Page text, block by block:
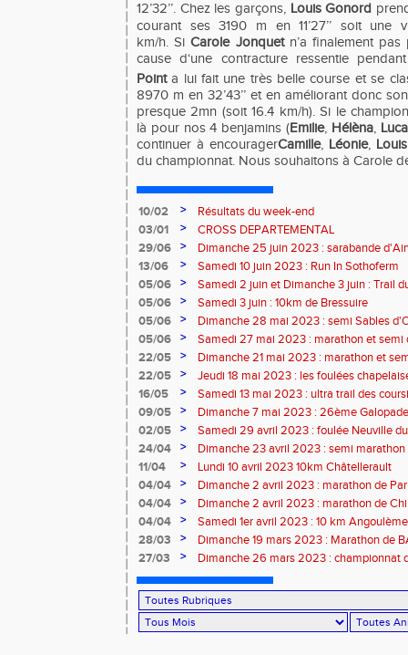
12’32’’. Chez les garçons, Louis Gonord
courant ses 3190 m en 11’27’’ soit une
km/h.SiCarole Jonquetn’a finalement
cause d‘une contracture ressentie
Pointa lui fait une très belle course et se
8970 m en 32’43’’ et en améliorant donc
presque 2mn (soit 16.4 km/h).Si le
là pour nos 4 benjamins (Emilie, Hélèna,
continuer à encouragerCamille, Léonie, Louis
du championnat. Nous souhaitons à Carole
10/02 >
Résultats du week-end
03/01
>
CROSS DEPARTEMENTAL
29/06
>
Dimanche 25 juin 2023 : sarabande
13/06
>
Samedi 10 juin 2023 : Run In Sothoferm
05/06
>
Samedi 2 juin et Dimanche 3 juin : Trail
Velay
05/06 >
Samedi 3 juin : 10km de Bressuire
05/06
>
Dimanche 28 mai 2023 : semi Sables
05/06
>
Samedi 27 mai 2023 : marathon et semi
22/05
>
Dimanche 21 mai 2023 : marathon et
22/05
>
Jeudi 18 mai 2023 : les foulées
16/05
>
Samedi 13 mai 2023 : ultra trail des
09/05
>
Dimanche 7 mai 2023 : 26ème
02/05
>
Samedi 29 avril 2023 : foulée Neuville
24/04
>
Dimanche 23 avril 2023 : semi marathon
11/04
>
Lundi 10 avril 2023 10km Châtellerault
04/04
>
Dimanche 2 avril 2023 : marathon de
04/04
>
Dimanche 2 avril 2023 : marathon de
04/04
>
Samedi 1er avril 2023 : 10 km Angoulème
28/03
>
Dimanche 19 mars 2023 : Marathon de
27/03
> Dimanche 26 mars 2023 : championnat